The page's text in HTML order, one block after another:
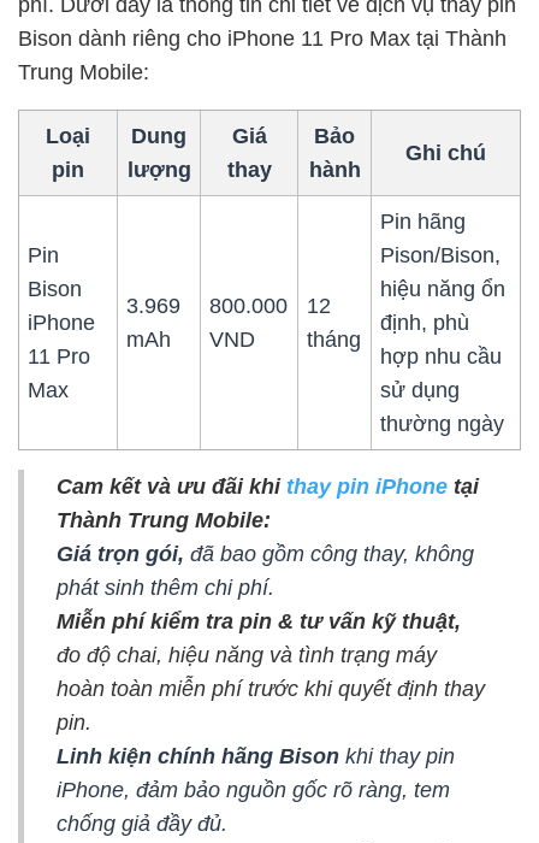
phí. Dưới đây là thông tin chi tiết về dịch vụ thay pin
Bison dành riêng cho iPhone 11 Pro Max tại Thành
Trung Mobile:
Loại
pin
Dung
lượng
Giá
thay
Bảo
hành
Ghi chú
Pin
Bison
iPhone
11 Pro
Max
3.969
mAh
800.000
VND
12
tháng
Pin hãng
Pison/Bison,
hiệu năng ổn
định, phù
hợp nhu cầu
sử dụng
thường ngày
Cam kết và ưu đãi khi thay pin iPhone tại
Thành Trung Mobile:
Giá trọn gói, đã bao gồm công thay, không
phát sinh thêm chi phí.
Miễn phí kiểm tra pin & tư vấn kỹ thuật,
đo độ chai, hiệu năng và tình trạng máy
hoàn toàn miễn phí trước khi quyết định thay
pin.
Linh kiện chính hãng Bison khi thay pin
iPhone, đảm bảo nguồn gốc rõ ràng, tem
chống giả đầy đủ.